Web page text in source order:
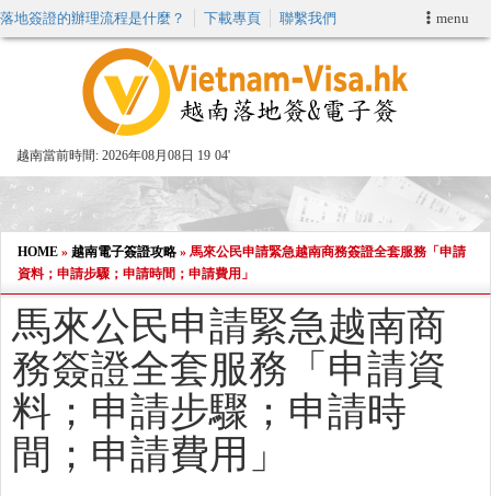
menu
落地簽證的辦理流程是什麼？ 下載專頁 聯繫我們
越南當前時間: 2026年08月08日 19 04'
申請簽證
VIP快速通關服务
加快E-VISA服務
週末緊急電子簽證
查詢簽證狀態
HOME » 越南電子簽證攻略 » 馬來公民申請緊急越南商務簽證全套服務「申請
資料；申請步驟；申請時間；申請費用」
馬來公民申請緊急越南商
務簽證全套服務「申請資
料；申請步驟；申請時
間；申請費用」